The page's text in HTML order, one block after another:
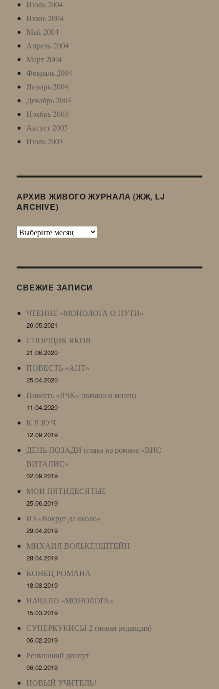
Июль 2004
Июнь 2004
Май 2004
Апрель 2004
Март 2004
Февраль 2004
Январь 2004
Декабрь 2003
Ноябрь 2003
Август 2003
Июль 2003
АРХИВ ЖИВОГО ЖУРНАЛА (ЖЖ, LJ
ARCHIVE)
Архив
LJ
СВЕЖИЕ ЗАПИСИ
ЧТЕНИЕ «МОНОЛОГА О ПУТИ»
20.05.2021
СПОРЩИК ЯКОВ
21.06.2020
ПОВЕСТЬ «АНТ»
25.04.2020
Повесть «ЛЧК» (начало и конец)
11.04.2020
К Л Ю Ч
12.09.2019
ДЕНЬ ПОЗАДИ (глава из романа «ВИС
ВИТАЛИС»
02.09.2019
МОИ ПЯТИДЕСЯТЫЕ
25.06.2019
ИЗ «Вокруг да около»
29.04.2019
МИХАИЛ ВОЛЬКЕНШТЕЙН
28.04.2019
КОНЕЦ РОМАНА
18.03.2019
НАЧАЛО «МОНОЛОГА»
15.03.2019
СУПЕРКУКИСЫ-2 (новая редакция)
06.02.2019
Решающий диспут
06.02.2019
НОВЫЙ УЧИТЕЛЬ!